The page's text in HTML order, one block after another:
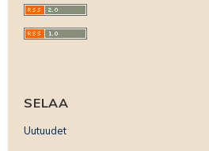
SELAA
Uutuudet